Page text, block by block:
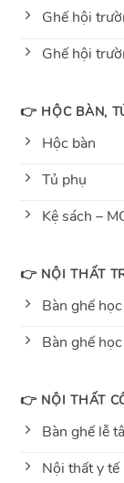
Ghế hội
Ghế hội
👉 HỘC BÀN,
Hộc bàn
Tủ phụ
Kệ sách –
👉 NỘI THẤT
Bàn ghế
Bàn ghế
👉 NỘI THẤT
Bàn ghế lễ
Nội thất y tế